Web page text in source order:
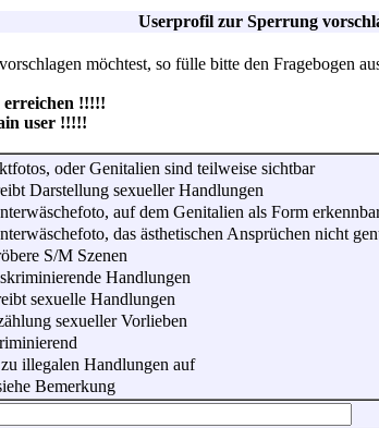
Userprofil zur Sperrung
möchtest, so fülle bitte den Fragebogen
!!!!!
user !!!!!
oder Genitalien sind teilweise sichtbar
Darstellung sexueller Handlungen
auf dem Genitalien als Form
das ästhetischen Ansprüchen nicht
S/M Szenen
Handlungen
sexuelle Handlungen
sexueller Vorlieben
illegalen Handlungen auf
Bemerkung